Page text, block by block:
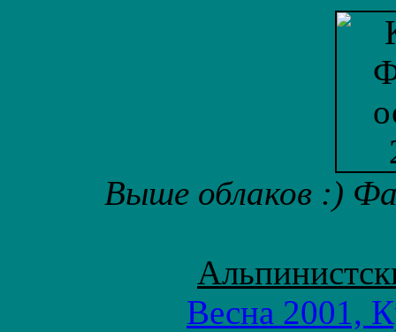
Выше облаков :)
Весна 2001,